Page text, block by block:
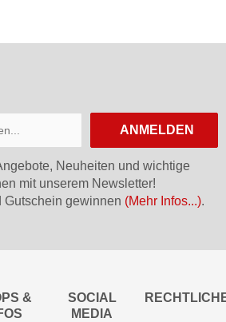
ANMELDEN
Neuheiten und wichtige
mit unserem Newsletter!
Gutschein gewinnen (Mehr Infos...).
&
SOCIAL
MEDIA